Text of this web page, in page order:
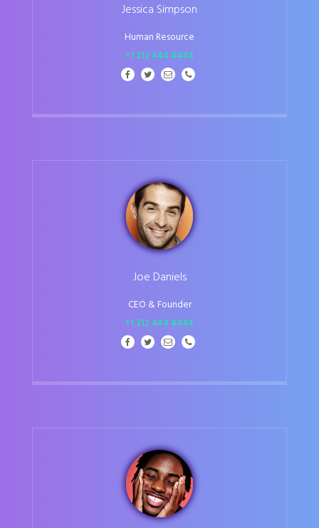
Jessica Simpson
Human Resource
+1 212 444 4444
Joe Daniels
CEO & Founder
+1 212 444 4444